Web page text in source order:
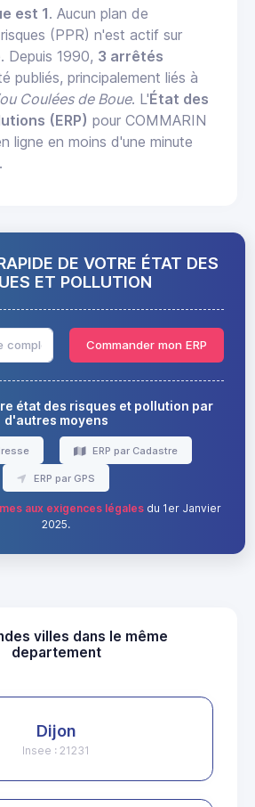
est 1. Aucun plan de
(PPR) n'est actif sur
Depuis 1990, 3 arrêtés
publiés, principalement liés à
Coulées de Boue. L'État des
(ERP) pour COMMARIN
ligne en moins d'une minute
DE VOTRE ÉTAT DES
ET POLLUTION
Commander mon ERP
état des risques et pollution par
d'autres moyens
ERP par Cadastre
ERP par GPS
aux exigences légalesdu 1er Janvier
2025.
villes dans le même
departement
Dijon
Insee : 21231